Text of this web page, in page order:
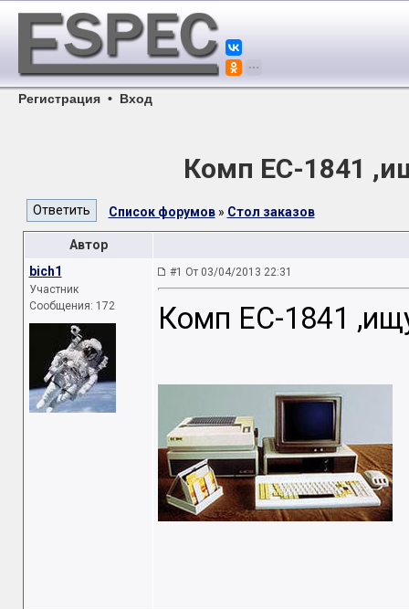
Регистрация • Вход
Комп ЕС-1841
Список форумов» Стол заказов
Автор
bich1
Участник
Сообщения: 172
#1 От 03/04/2013 22:31
Комп ЕС-1841